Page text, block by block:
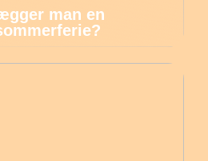
man en